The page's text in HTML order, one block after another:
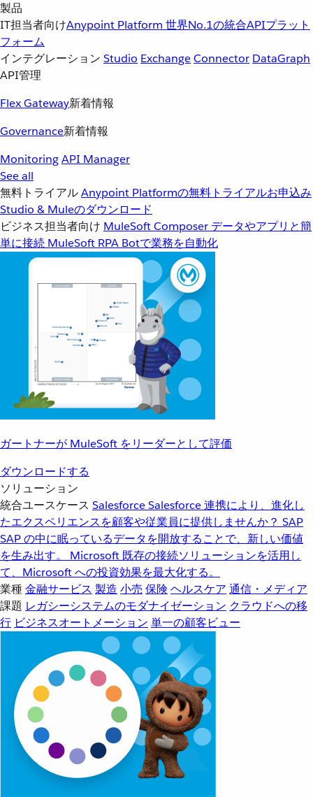
製品
IT担当者向けAnypoint Platform 世界No.1の統合APIプラット
フォーム
インテグレーション Studio ExchangeConnector DataGraph
API管理
Flex Gateway新着情報
Governance新着情報
MonitoringAPI Manager
See all
無料トライアルAnypoint Platformの無料トライアルお申込み
Studio & Muleのダウンロード
ビジネス担当者向け MuleSoft Composer データやアプリと簡
単に接続 MuleSoft RPA Botで業務を自動化
ガートナーが MuleSoft をリーダーとして評価
ダウンロードする
ソリューション
統合ユースケース SalesforceSalesforce 連携により、進化し
たエクスペリエンスを顧客や従業員に提供しませんか？ SAP
SAP の中に眠っているデータを開放することで、新しい価値
を生み出す。
Microsoft 既存の接続ソリューションを活用し
て、Microsoft への投資効果を最大化する。
業種金融サービス 製造 小売 保険 ヘルスケア 通信・メディア
課題 レガシーシステムのモダナイゼーション クラウドへの移
行 ビジネスオートメーション 単一の顧客ビュー